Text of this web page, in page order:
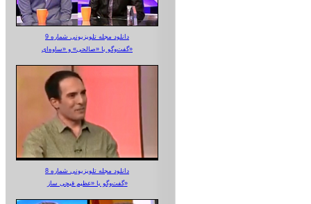
دانلود مجله تلویزیونی شماره 9
گفت‌وگو با «صالحی» و «ساوه‌ای»
دانلود مجله تلویزیونی شماره 8
گفت‌وگو با «عظیم قیچی ساز»